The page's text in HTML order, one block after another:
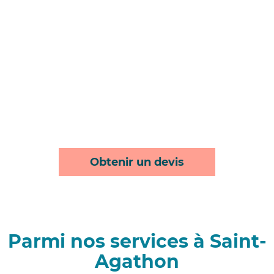
Obtenir un devis
Parmi nos services à Saint-
Agathon